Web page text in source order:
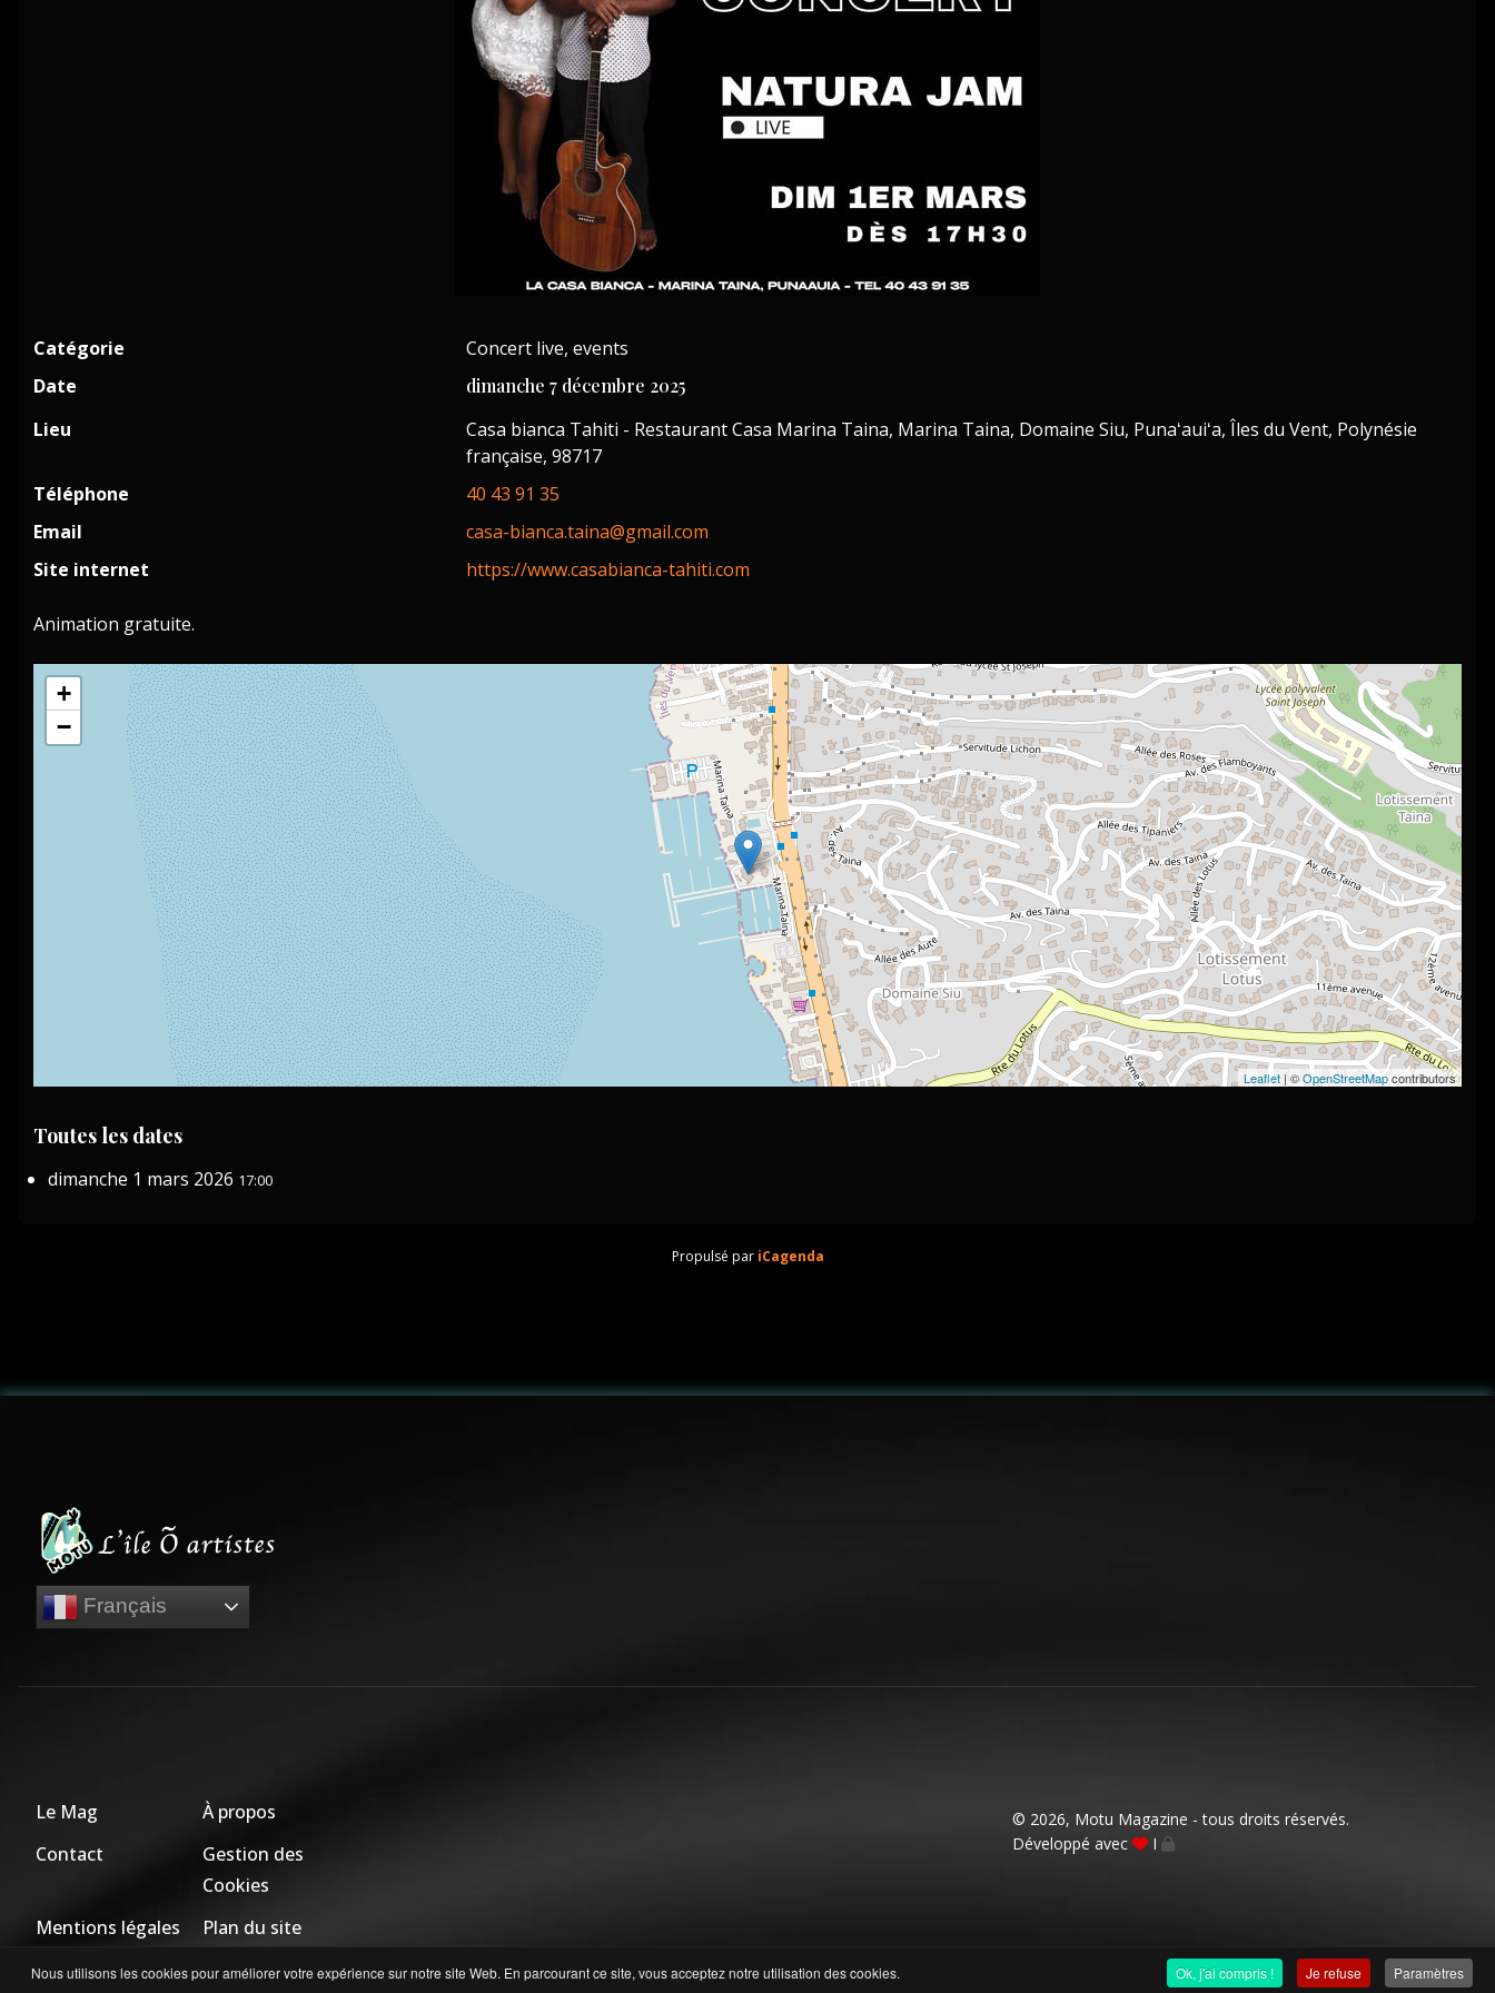
Catégorie
Concert live, events
Date
dimanche 7 décembre 2025
Lieu
Casa bianca Tahiti - Restaurant Casa Marina Taina, Marina Taina, Domaine Siu, Punaʻauiʻa, Îles du Vent, Polynésie
française, 98717
Téléphone
40 43 91 35
Email
casa-bianca.taina@gmail.com
Site internet
https://www.casabianca-tahiti.com
Animation gratuite.
+
−
Leaflet| ©OpenStreetMapcontributors
Toutes les dates
dimanche 1 mars 2026 17:00
Propulsé par iCagenda
Français
Le Mag
À propos
Contact
Gestion des
Cookies
Mentions légales
Plan du site
© 2026, Motu Magazine - tous droits réservés.
Développé avec
I
Nous utilisons les cookies pour améliorer votre expérience sur notre site Web. En parcourant ce site, vous acceptez notre utilisation des cookies. Ok, j'ai compris ! Je refuse Paramètres